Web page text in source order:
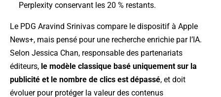
Perplexity conservant les 20 % restants.
Le PDG Aravind Srinivas compare le dispositif à Apple
News+, mais pensé pour une recherche enrichie par l’IA.
Selon Jessica Chan, responsable des partenariats
éditeurs, le modèle classique basé uniquement sur la
publicité et le nombre de clics est dépassé, et doit
évoluer pour protéger la valeur des contenus